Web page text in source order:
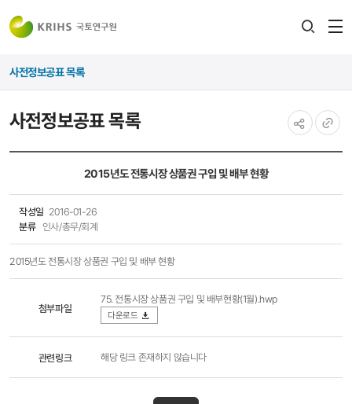
사전정보공표 목록
사전정보공표 목록
2015년도 전통시장 상품권 구입 및 배부 현황
작성일 2016-01-26
분류 인사/총무/회계
​2015년도 전통시장 상품권 구입 및 배부 현황​
첨부파일
75. 전통시장 상품권 구입 및 배부현황(1월).hwp
다운로드
관련링크 해당 링크 존재하지 않습니다